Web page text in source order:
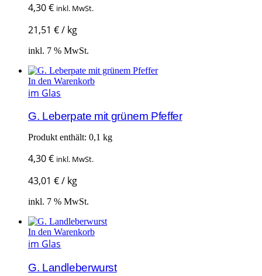
4,30€ inkl. MwSt.
21,51 €/ kg
inkl. 7 % MwSt.
In den Warenkorb
im Glas
G. Leberpate mit grünem Pfeffer
Produkt enthält: 0,1 kg
4,30€ inkl. MwSt.
43,01 €/ kg
inkl. 7 % MwSt.
In den Warenkorb
im Glas
G. Landleberwurst